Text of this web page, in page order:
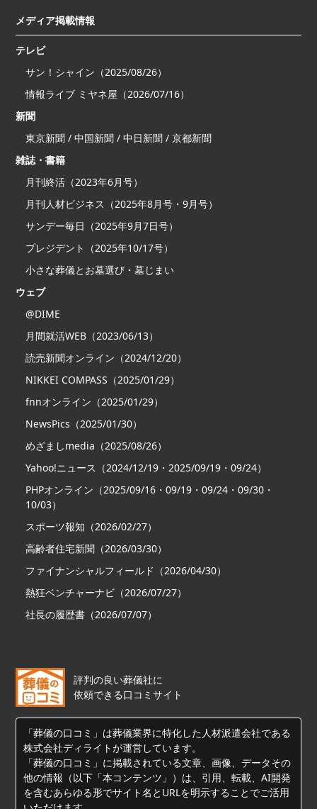
メディア掲載情報
テレビ
サン！シャイン（2025/08/26）
情報ライブ ミヤネ屋（2026/07/16）
新聞
東京新聞 / 中国新聞 / 中日新聞 / 京都新聞
雑誌・書籍
月刊終活（2023年6月号）
月刊人材ビジネス（2025年8月号・9月号）
サンデー毎日（2025年9月7日号）
プレジデント（2025年10/17号）
小さな葬儀とお墓選び・墓じまい
ウェブ
@DIME
月間就活WEB（2023/06/13）
読売新聞オンライン（2024/12/20）
NIKKEI COMPASS（2025/01/29）
fnnオンライン（2025/01/29）
NewsPics（2025/01/30）
めざましmedia（2025/08/26）
Yahoo!ニュース（2024/12/19・2025/09/19・09/24）
PHPオンライン（2025/09/16・09/19・09/24・09/30・
10/03）
スポーツ報知（2026/02/27）
高齢者住宅新聞（2026/03/30）
ファイナンシャルフィールド（2026/04/30）
熱狂ベンチャーナビ（2026/07/27）
社長の履歴書（2026/07/07）
評判の良い葬儀社に
依頼できる口コミサイト
「葬儀の口コミ」は葬儀業界に特化した人材派遣会社である
株式会社ディライトが運営しています。
「葬儀の口コミ」に掲載されている文章、画像、データその
他の情報（以下「本コンテンツ」）は、引用、転載、AI開発
を含むあらゆる形でサイト名とURLを明示することでご活用